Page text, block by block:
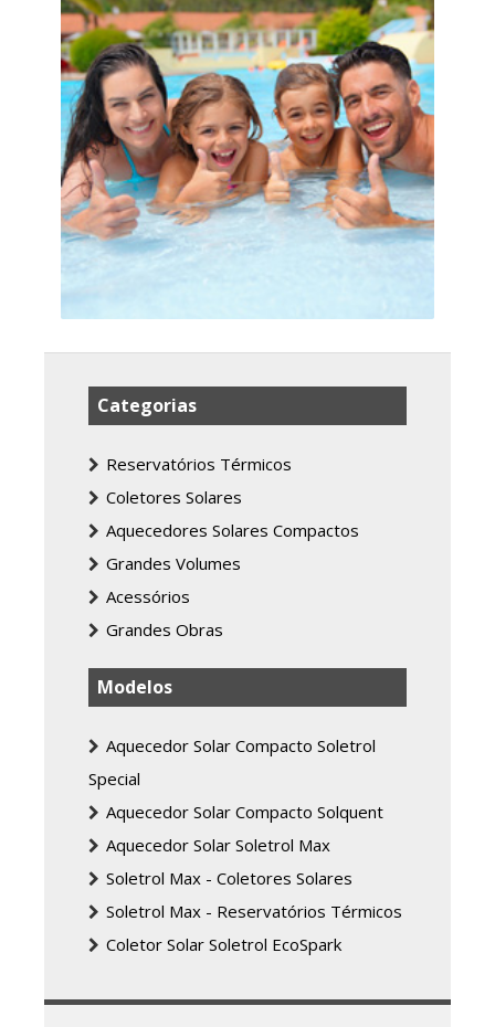
Categorias
Reservatórios Térmicos
Coletores Solares
Aquecedores Solares Compactos
Grandes Volumes
Acessórios
Grandes Obras
Modelos
Aquecedor Solar Compacto Soletrol
Special
Aquecedor Solar Compacto Solquent
Aquecedor Solar Soletrol Max
Soletrol Max - Coletores Solares
Soletrol Max - Reservatórios Térmicos
Coletor Solar Soletrol EcoSpark